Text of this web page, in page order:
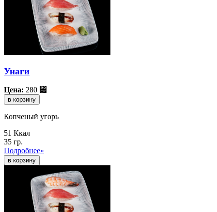
Унаги
Цена: 280 ⃏
в корзину
Копченый угорь
51 Ккал
35 гр.
Подробнее»